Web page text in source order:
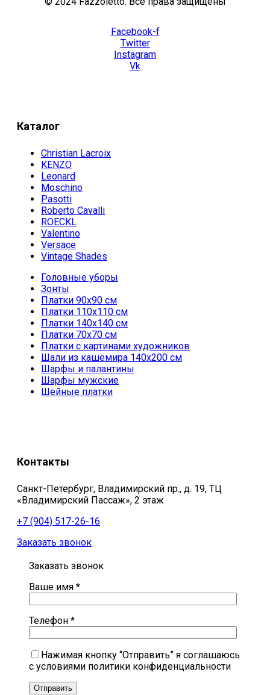
Facebook-f
Twitter
Instagram
Vk
Каталог
Christian Lacroix
KENZO
Leonard
Moschino
Pasotti
Roberto Cavalli
ROECKL
Valentino
Versace
Vintage Shades
Головные уборы
Зонты
Платки 90х90 см
Платки 110х110 см
Платки 140х140 см
Платки 70х70 см
Платки с картинами художников
Шали из кашемира 140х200 см
Шарфы и палантины
Шарфы мужские
Шейные платки
Контакты
Санкт-Петербург, Владимирский пр., д. 19, ТЦ
«Владимирский Пассаж», 2 этаж
+7 (904) 517-26-16
Заказать звонок
Заказать звонок
Ваше имя *
Телефон *
Нажимая кнопку “Отправить” я соглашаюсь
с условиями политики конфиденциальности